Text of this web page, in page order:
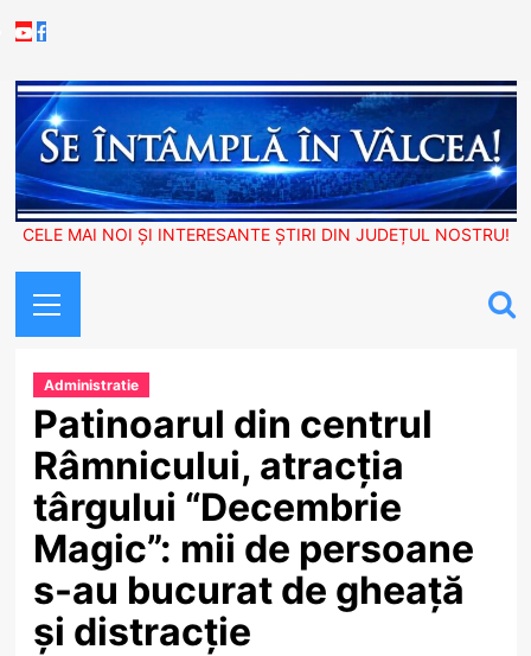
to
Youtube
Facebook
CELE MAI NOI ȘI INTERESANTE ȘTIRI DIN JUDEȚUL NOSTRU!
Menu
Administratie
Patinoarul din centrul
Râmnicului, atracția
târgului “Decembrie
Magic”: mii de persoane
s-au bucurat de gheață
și distracție